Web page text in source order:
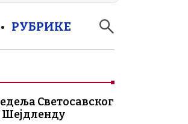
РУБРИКЕ
Светосавског
Шејдленду